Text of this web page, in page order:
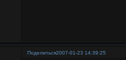
Поделиться2007-01-23 14:39:25